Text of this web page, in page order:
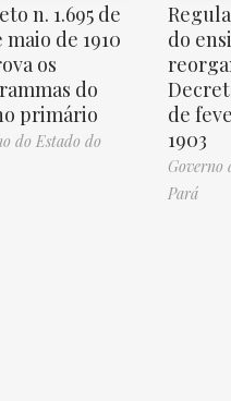
n. 1.695 de
maio de 1910
os
do
primário
do Estado do
do
de
1903
Governo
Pará